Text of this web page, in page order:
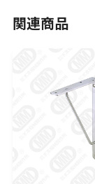
関連商品